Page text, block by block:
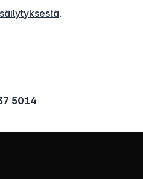
säilytyksestä.
5014